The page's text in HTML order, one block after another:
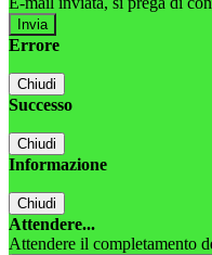
Errore
Chiudi
Successo
Chiudi
Informazione
Chiudi
Attendere...
Attendere il completamento